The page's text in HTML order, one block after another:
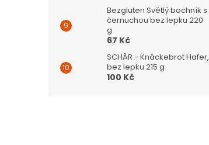
Bezgluten Světlý bochník s
černuchou bez lepku 220
g
67 Kč
SCHÄR - Knäckebrot Hafer,
bez lepku 215 g
100 Kč